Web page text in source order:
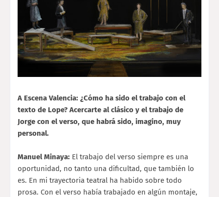
A Escena Valencia: ¿Cómo ha sido el trabajo con el
texto de Lope? Acercarte al clásico y el trabajo de
Jorge con el verso, que habrá sido, imagino, muy
personal.
Manuel Minaya: El trabajo del verso siempre es una
oportunidad, no tanto una dificultad, que también lo
es. En mi trayectoria teatral ha habido sobre todo
prosa. Con el verso había trabajado en algún montaje,